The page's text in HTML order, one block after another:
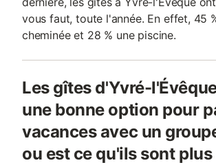
vous faut, toute l'année. En effet, 45
cheminée et 28 % une piscine.
Les gîtes d'Yvré-
une bonne option pour
vacances avec un
ou est ce qu'ils sont